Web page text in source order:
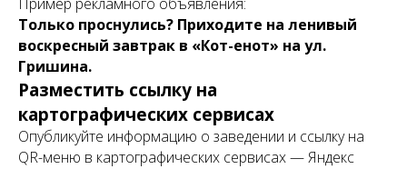
Только проснулись? Приходите на ленивый
воскресный завтрак в «Кот-енот» на ул.
Гришина.
Разместить ссылку на
картографических сервисах
Опубликуйте информацию о заведении и ссылку на
QR-меню в картографических сервисах — Яндекс